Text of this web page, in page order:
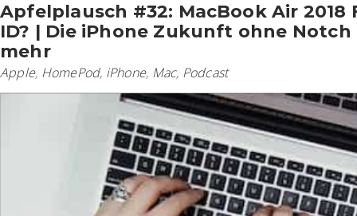
Apfelplausch #32: MacBook Air 2018
ID? | Die iPhone Zukunft ohne Notch
mehr
Apple, HomePod, iPhone, Mac, Podcast